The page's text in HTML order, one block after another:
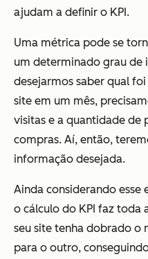
ajudam a definir o KPI.
Uma métrica pode se
um determinado grau de
desejarmos saber qual
site em um mês,
visitas e a quantidade de
compras. Aí, então,
informação desejada.
Ainda considerando
o cálculo do KPI faz toda
seu site tenha dobrado o
para o outro,